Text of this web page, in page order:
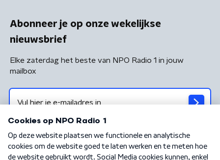
Abonneer je op onze wekelijkse
nieuwsbrief
Elke zaterdag het beste van NPO Radio 1 in jouw
mailbox